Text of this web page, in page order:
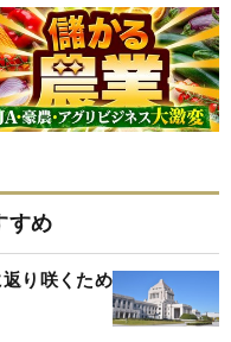
すめ
り咲くため